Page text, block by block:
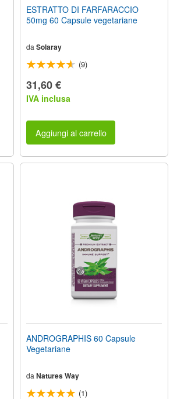
ESTRATTO DI FARFARACCIO
50mg 60 Capsule vegetariane
daSolaray
(9)
31,60 €
IVA inclusa
Aggiungi al carrello
ANDROGRAPHIS 60 Capsule
Vegetariane
da Natures Way
(1)